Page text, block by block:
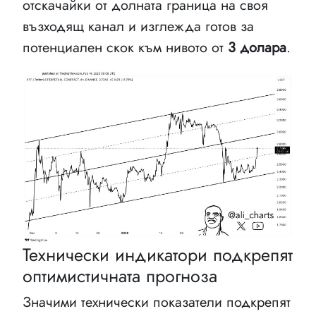
отскачайки от долната граница на своя
възходящ канал и изглежда готов за
потенциален скок към нивото от 3 долара.
Технически индикатори подкрепят
оптимистичната прогноза
Значими технически показатели подкрепят